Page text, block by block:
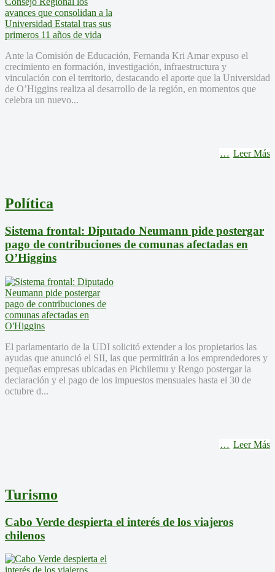
Ante la Comisión de Educación, Fernanda Kri Amar expuso el
crecimiento en formación, investigación, infraestructura y
vinculación con el territorio, destacando el aporte que la Universidad
de O’Higgins realiza al desarrollo de la región, en momentos que
celebra un nuevo...
Leer Más
Política
Sistema frontal: Diputado Neumann pide postergar
pago de contribuciones de comunas afectadas en
O’Higgins
El parlamentario de la UDI solicitó extender a los propietarios las
ayudas que anunció el SII, las que permitirán a los emprendedores y
pequeñas empresas ubicadas en Pichilemu y Rengo postergar la
declaración y el pago de los impuestos mensuales hasta el 30 de
octubre d...
Leer Más
Turismo
Cabo Verde despierta el interés de los viajeros
chilenos